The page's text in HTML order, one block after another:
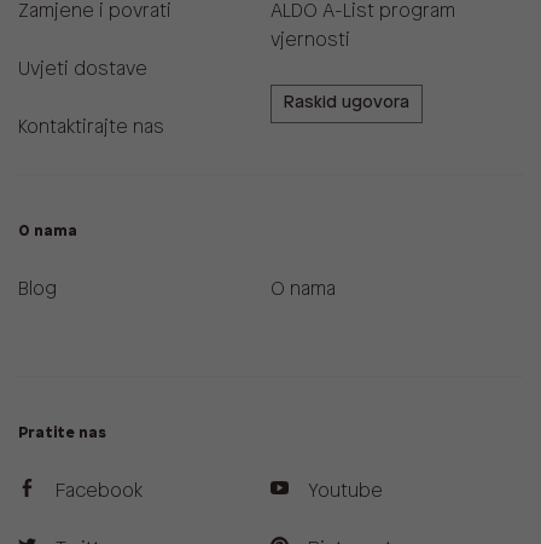
Zamjene i povrati
Uvjeti dostave
Kontaktirajte nas
ALDO A-List program
vjernosti
Raskid ugovora
O nama
Blog O nama
Pratite nas
Facebook Youtube